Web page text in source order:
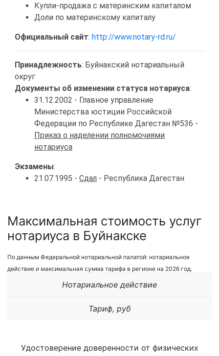
Купли-продажа с материнским капиталом
Доли по материнскому капиталу
Официальный сайт: http://www.notary-rd.ru/
Принадлежность: Буйнакский нотариальный
округ
Документы об изменении статуса нотариуса:
31.12.2002 - Главное управление
Министерства юстиции Российской
Федерации по Республике Дагестан №536 -
Приказ о наделении полномочиями
нотариуса
Экзамены:
21.07.1995 - Сдал - Республика Дагестан
Максимальная стоимость услуг
нотариуса в Буйнакске
По данным Федеральной нотариальной палатой: нотариальное
действие и максимальная сумма тарифа в регионе на 2026 год.
Нотариальное действие
Тариф, руб
Удостоверение доверенности от физических